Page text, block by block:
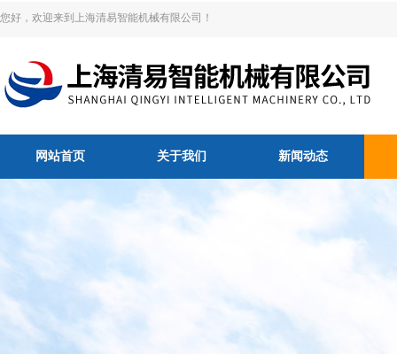
您好，欢迎来到上海清易智能机械有限公司！
网站首页 关于我们 新闻动态